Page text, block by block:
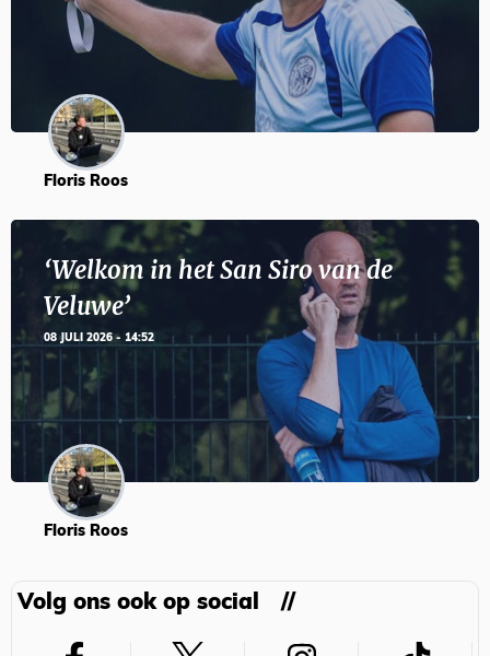
Floris Roos
‘Welkom in het San Siro van de
Veluwe’
08 JULI 2026 - 14:52
Floris Roos
Volg ons ook op social